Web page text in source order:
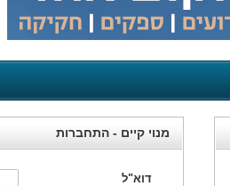
מנוי קיים - התחברות
דוא"ל